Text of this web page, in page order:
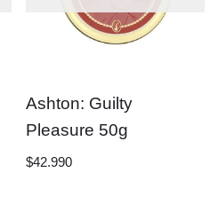
Ashton: Guilty
Pleasure 50g
$42.990